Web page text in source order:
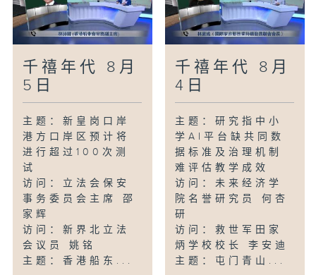
千禧年代 8月
5日
主题：新皇岗口岸
港方口岸区预计将
进行超过100次测
试
访问：立法会保安
事务委员会主席 邵
家辉
访问：新界北立法
会议员 姚铭
主题：香港船东...
千禧年代 8月
4日
主题：研究指中小
学AI平台缺共同数
据标准及治理机制
难评估教学成效
访问：未来经济学
院名誉研究员 何杏
研
访问：救世军田家
炳学校校长 李安迪
主题：屯门青山...